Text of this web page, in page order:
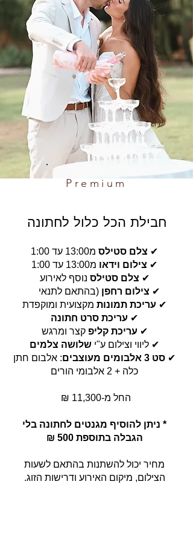
Premium
חבילת הכל כלול לחתונה
✔ צלם סטילס מ13:00 עד 1:00
✔ צילום וידאו מ13:00 עד 1:00
✔ צלם סטילס נוסף לאירוע
✔ צילום רחפן (בהתאם לתנאי
✔ עריכת תמונות מקצועית ומוקפדת
✔ עריכת סרט חתונה
✔ עריכת קליפקצר ומרגש
✔ ליווי וצילום ע"י שלושה צלמים
✔ סט 3 אלבומים מעוצבים
: אלבום חתן
כלה + 2 אלבומי הורים
החל מ-11,300 ₪
* ניתן להוסיף מגנטים לחתונה בלי
הגבלה בתוספת 500
₪
מחיר יכול להשתנות בהתאם לשעות
הצילום, מיקום האירוע ודרישות הזוג.